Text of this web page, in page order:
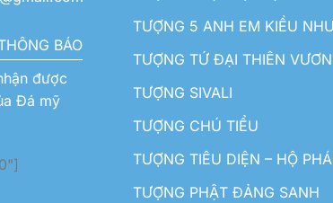
BÁO
được
Đá mỹ
TƯỢNG 5 ANH EM KIỀU
TƯỢNG TỨ ĐẠI THIÊN
TƯỢNG SIVALI
TƯỢNG CHÚ TIỂU
TƯỢNG TIÊU DIỆN – HỘ
TƯỢNG PHẬT ĐẢNG SANH